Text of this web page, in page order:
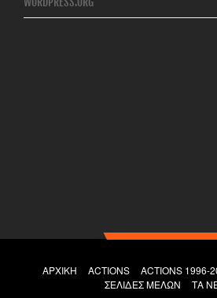
ΑΡΧΙΚΉ ACTIONS ACTIONS 1996-
ΣΕΛΊΔΕΣ ΜΕΛΏΝ
ΤΑ